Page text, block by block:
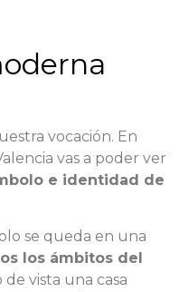
vocación. En
vas a poder ver
e identidad de
se queda en una
los ámbitos del
vista una casa